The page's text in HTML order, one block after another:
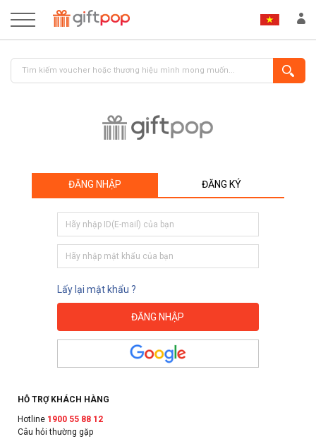
ĐĂNG NHẬP ĐĂNG KÝ
Lấy lại mật khẩu ?
HỖ TRỢ KHÁCH HÀNG
Hotline 1900 55 88 12
Câu hỏi thường gặp